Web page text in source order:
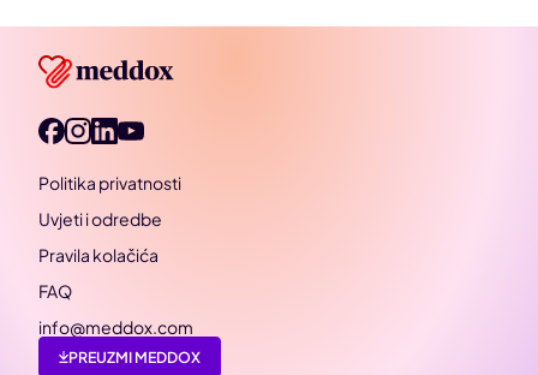
Politika privatnosti
Uvjeti i odredbe
Pravila kolačića
FAQ
info@meddox.com
PREUZMI MEDDOX